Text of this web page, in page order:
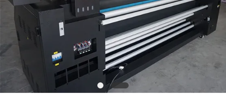
PLAN
DU
SITE
POLITIQUE